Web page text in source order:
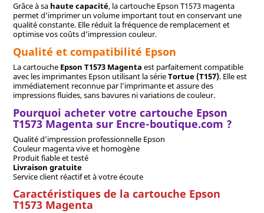
Grâce à sa haute capacité, la cartouche Epson T1573 magenta
permet d’imprimer un volume important tout en conservant une
qualité constante. Elle réduit la fréquence de remplacement et
optimise vos coûts d’impression couleur.
Qualité et compatibilité Epson
La cartouche Epson T1573 Magenta est parfaitement compatible
avec les imprimantes Epson utilisant la sérieTortue (T157). Elle est
immédiatement reconnue par l’imprimante et assure des
impressions fluides, sans bavures ni variations de couleur.
Pourquoi acheter votre cartouche Epson
T1573 Magenta sur Encre-boutique.com ?
Qualité d’impression professionnelle Epson
Couleur magenta vive et homogène
Produit fiable et testé
Livraison gratuite
Service client réactif et à votre écoute
Caractéristiques de la cartouche Epson
T1573 Magenta